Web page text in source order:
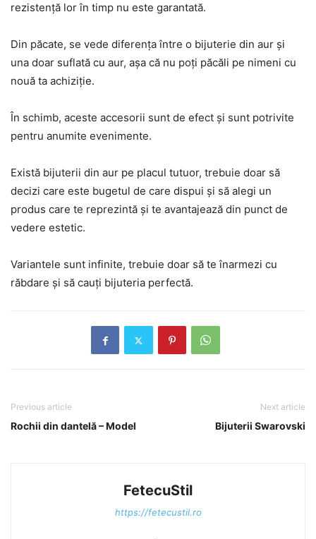
rezistență lor în timp nu este garantată.
Din păcate, se vede diferența între o bijuterie din aur și
una doar suflată cu aur, așa că nu poți păcăli pe nimeni cu
nouă ta achiziție.
În schimb, aceste accesorii sunt de efect și sunt potrivite
pentru anumite evenimente.
Există bijuterii din aur pe placul tutuor, trebuie doar să
decizi care este bugetul de care dispui și să alegi un
produs care te reprezintă și te avantajează din punct de
vedere estetic.
Variantele sunt infinite, trebuie doar să te înarmezi cu
răbdare și să cauți bijuteria perfectă.
Previous article
Rochii din dantelă – Model
Next article
Bijuterii Swarovski
FetecuStil
https://fetecustil.ro